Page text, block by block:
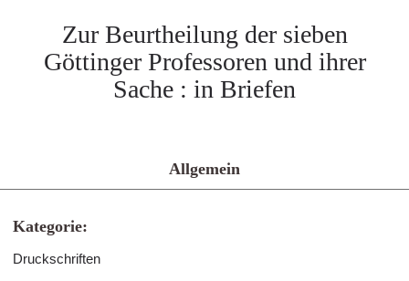
Zur Beurtheilung der sieben
Göttinger Professoren und ihrer
Sache : in Briefen
Allgemein
Kategorie:
Druckschriften